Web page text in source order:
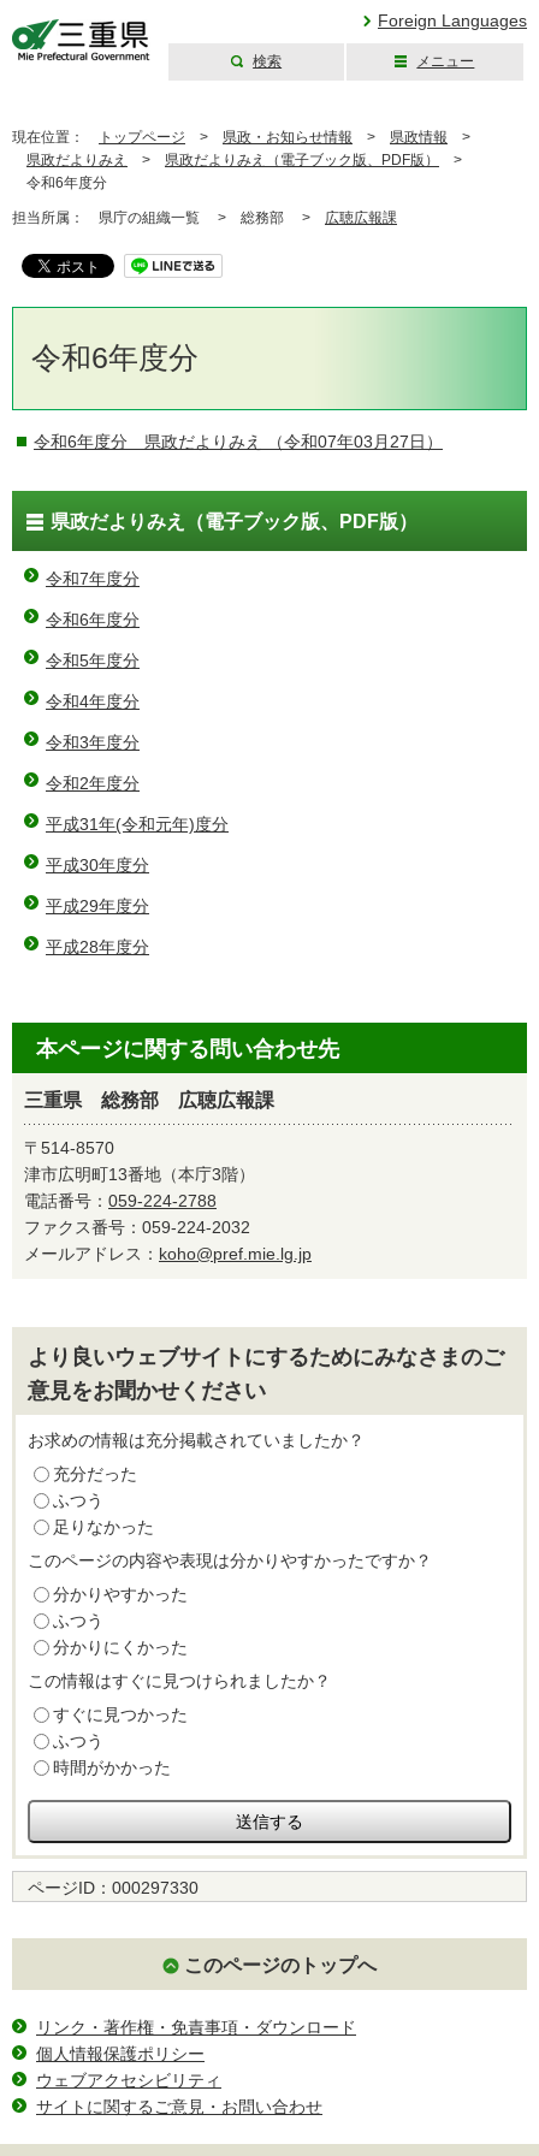
Foreign Languages
検索 メニュー
現在位置： トップページ > 県政・お知らせ情報 > 県政情報 >
県政だよりみえ
> 県政だよりみえ（電子ブック版、PDF版）
>
令和6年度分
担当所属： 県庁の組織一覧 > 総務部 > 広聴広報課
令和6年度分
令和6年度分 県政だよりみえ （令和07年03月27日）
県政だよりみえ（電子ブック版、PDF版）
令和7年度分
令和6年度分
令和5年度分
令和4年度分
令和3年度分
令和2年度分
平成31年(令和元年)度分
平成30年度分
平成29年度分
平成28年度分
本ページに関する問い合わせ先
三重県 総務部 広聴広報課
〒514-8570
津市広明町13番地（本庁3階）
電話番号： 059-224-2788
ファクス番号：059-224-2032
メールアドレス： koho@pref.mie.lg.jp
より良いウェブサイトにするためにみなさまのご
意見をお聞かせください
お求めの情報は充分掲載されていましたか？
充分だった
ふつう
足りなかった
このページの内容や表現は分かりやすかったですか？
分かりやすかった
ふつう
分かりにくかった
この情報はすぐに見つけられましたか？
すぐに見つかった
ふつう
時間がかかった
ページID： 000297330
このページのトップへ
リンク・著作権・免責事項・ダウンロード
個人情報保護ポリシー
ウェブアクセシビリティ
サイトに関するご意見・お問い合わせ